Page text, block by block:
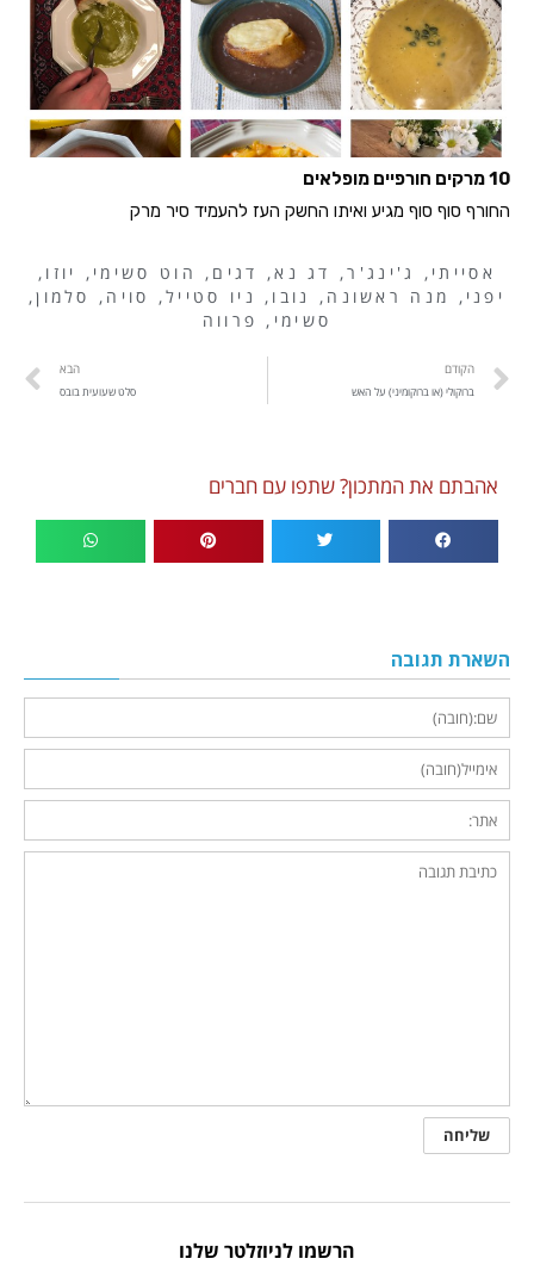
10 מרקים חורפיים מופלאים
החורף סוף סוף מגיע ואיתו החשק העז להעמיד סיר מרק
אסייתי , ג'ינג'ר, דג נא, דגים , הוט סשימי , יוזו ,
יפני , מנה ראשונה , נובו , ניו סטייל, סויה , סלמון,
סשימי , פרווה
הקודם
ברוקולי (או ברוקומיני) על האש
הבא
סלט שעועית בובס
אהבתם את המתכון? שתפו עם חברים
השארת תגובה
הרשמו לניוזלטר שלנו